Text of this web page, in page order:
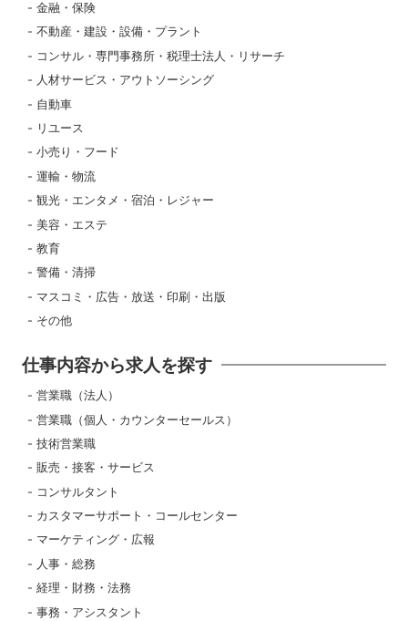
金融・保険
不動産・建設・設備・プラント
コンサル・専門事務所・税理士法人・リサーチ
人材サービス・アウトソーシング
自動車
リユース
小売り・フード
運輸・物流
観光・エンタメ・宿泊・レジャー
美容・エステ
教育
警備・清掃
マスコミ・広告・放送・印刷・出版
その他
仕事内容から求人を探す
営業職（法人）
営業職（個人・カウンターセールス）
技術営業職
販売・接客・サービス
コンサルタント
カスタマーサポート・コールセンター
マーケティング・広報
人事・総務
経理・財務・法務
事務・アシスタント